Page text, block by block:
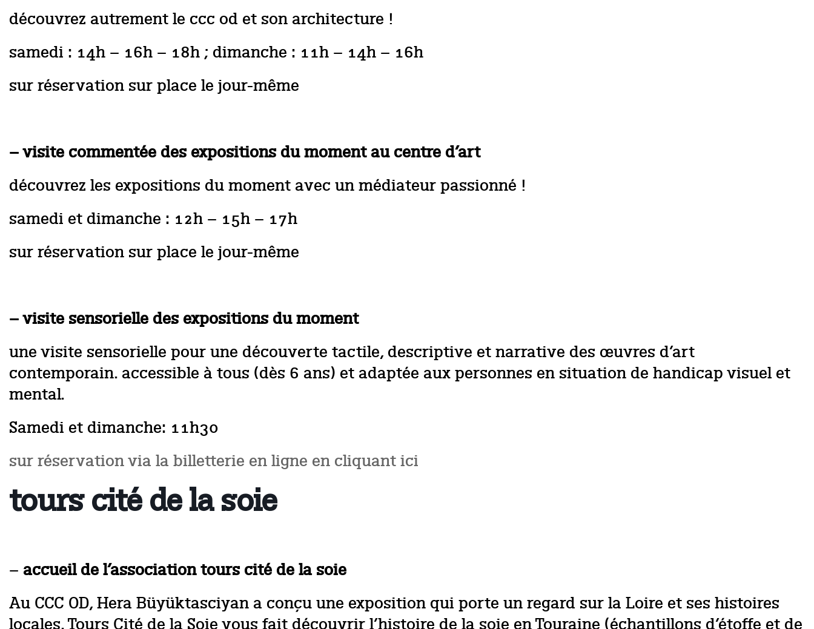
découvrez autrement le ccc od et son architecture !
samedi : 14h – 16h – 18h ; dimanche : 11h – 14h – 16h
sur réservation sur place le jour-même
– visite commentée des expositions du moment au centre d’art
découvrez les expositions du moment avec un médiateur passionné !
samedi et dimanche : 12h – 15h – 17h
sur réservation sur place le jour-même
– visite sensorielle des expositions du moment
une visite sensorielle pour une découverte tactile, descriptive et narrative des œuvres d’art
contemporain. accessible à tous (dès 6 ans) et adaptée aux personnes en situation de handicap visuel et
mental.
Samedi et dimanche: 11h30
sur réservation via la billetterie en ligne en cliquant ici
tours cité de la soie
– accueil de l’association tours cité de la soie
Au CCC OD, Hera Büyüktasciyan a conçu une exposition qui porte un regard sur la Loire et ses histoires